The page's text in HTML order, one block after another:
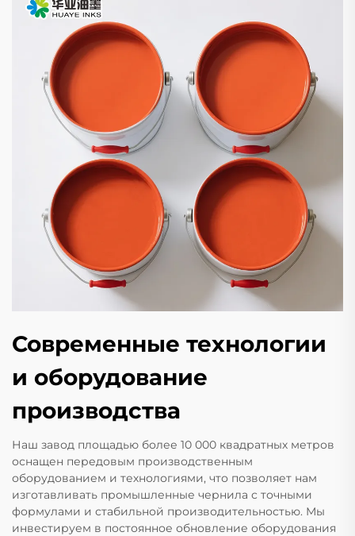
Современные технологии
и оборудование
производства
Наш завод площадью более 10 000 квадратных метров
оснащен передовым производственным
оборудованием и технологиями, что позволяет нам
изготавливать промышленные чернила с точными
формулами и стабильной производительностью. Мы
инвестируем в постоянное обновление оборудования